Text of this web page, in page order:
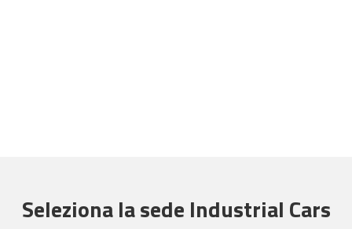
Seleziona la sede Industrial Cars